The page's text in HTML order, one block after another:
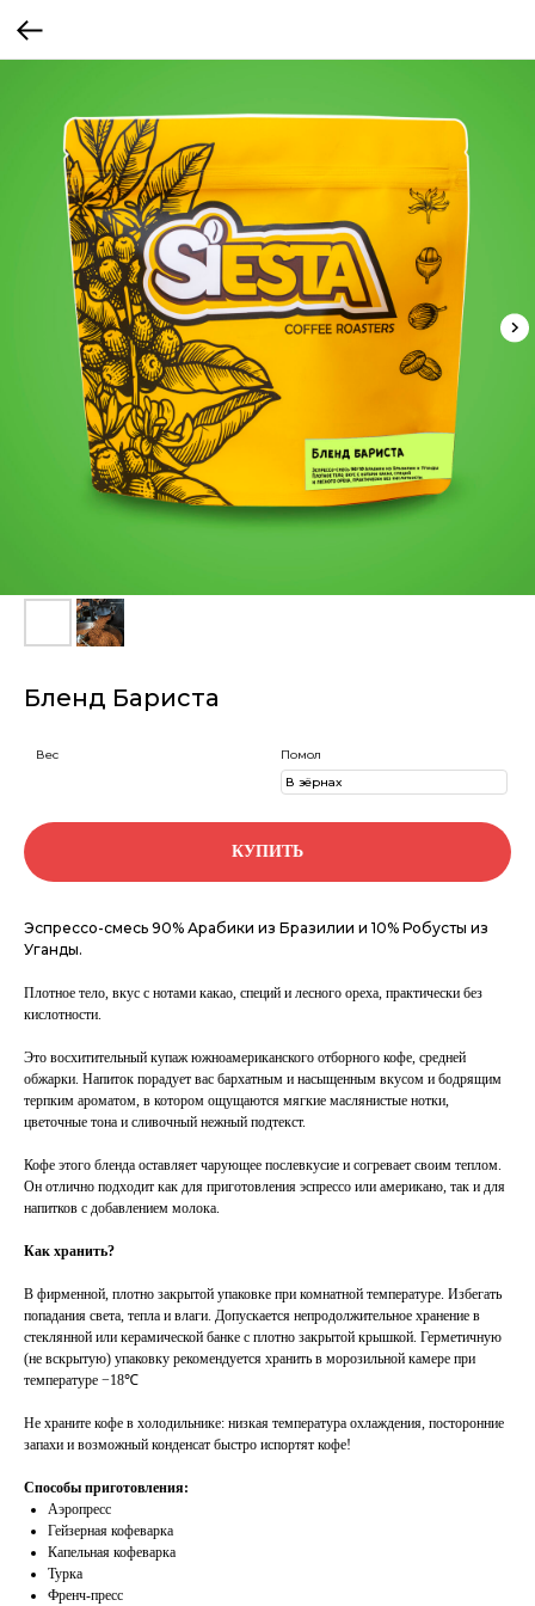
Бленд Бариста
Вес Помол
КУПИТЬ
Эспрессо-смесь 90% Арабики из Бразилии и 10% Робусты из
Уганды.
Плотное тело, вкус с нотами какао, специй и лесного ореха, практически без
кислотности.
Это восхитительный купаж южноамериканского отборного кофе, средней
обжарки. Напиток порадует вас бархатным и насыщенным вкусом и бодрящим
терпким ароматом, в котором ощущаются мягкие маслянистые нотки,
цветочные тона и сливочный нежный подтекст.
Кофе этого бленда оставляет чарующее послевкусие и согревает своим теплом.
Он отлично подходит как для приготовления эспрессо или американо, так и для
напитков с добавлением молока.
Как хранить?
В фирменной, плотно закрытой упаковке при комнатной температуре. Избегать
попадания света, тепла и влаги. Допускается непродолжительное хранение в
стеклянной или керамической банке с плотно закрытой крышкой. Герметичную
(не вскрытую) упаковку рекомендуется хранить в морозильной камере при
температуре −18℃
Не храните кофе в холодильнике: низкая температура охлаждения, посторонние
запахи и возможный конденсат быстро испортят кофе!
Способы приготовления:
Аэропресс
Гейзерная кофеварка
Капельная кофеварка
Турка
Френч-пресс